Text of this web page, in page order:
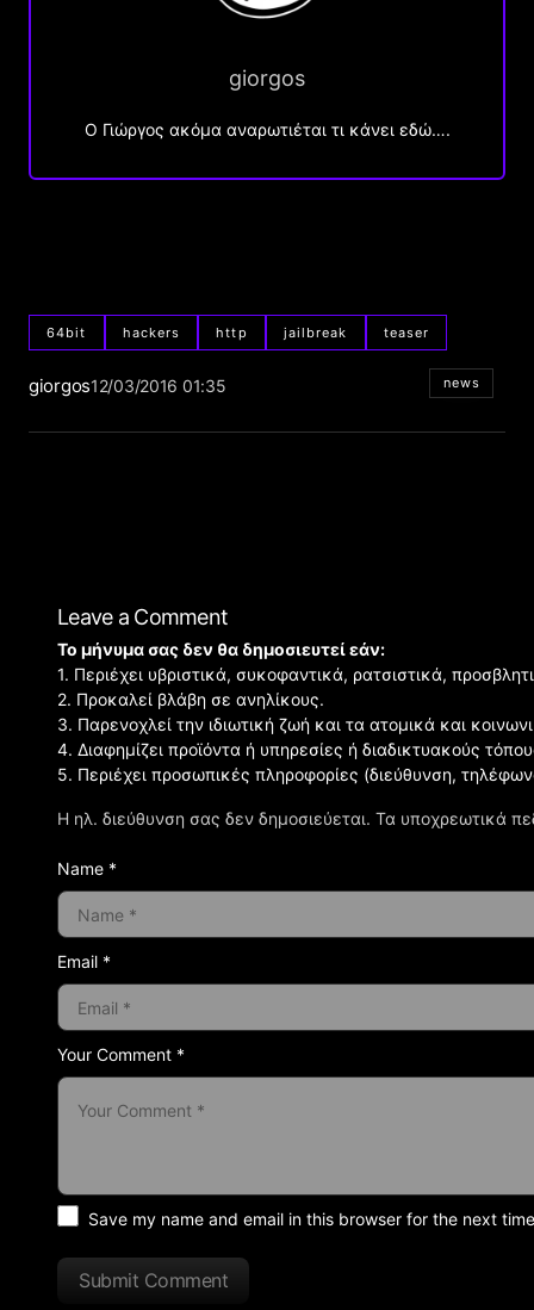
giorgos
Ο Γιώργος ακόμα αναρωτιέται τι κάνει εδώ….
64bit hackers http jailbreak teaser
giorgos12/03/2016 01:35 news
Leave a Comment
Η ηλ. διεύθυνση σας δεν δημοσιεύεται. Τα υποχρεωτικά
Your Comment *
Το μήνυμα σας δεν θα δημοσιευτεί εάν:
1. Περιέχει υβριστικά, συκοφαντικά, ρατσιστικά,
2. Προκαλεί βλάβη σε ανηλίκους.
3. Παρενοχλεί την ιδιωτική ζωή και τα ατομικά και
4. Διαφημίζει προϊόντα ή υπηρεσίες ή διαδικτυακούς
5. Περιέχει προσωπικές πληροφορίες (διεύθυνση,
Name *
Email *
Save my name and email in this browser for the next
Submit Comment